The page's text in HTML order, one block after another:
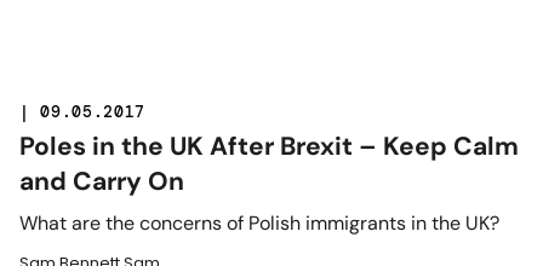
| 09.05.2017
Poles in the UK After Brexit – Keep Calm
and Carry On
What are the concerns of Polish immigrants in the UK?